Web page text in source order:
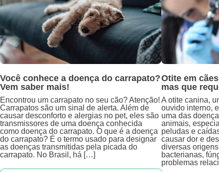
Você conhece a doença do carrapato?
Vem saber mais!
Encontrou um carrapato no seu cão? Atenção!
Carrapatos são um sinal de alerta. Além de
causar desconforto e alergias no pet, eles são
transmissores de uma doença conhecida
como doença do carrapato. O que é a doença
do carrapato? É o termo usado para designar
as doenças transmitidas pela picada do
carrapato. No Brasil, há […]
Otite em
mas que
A otite canina,
ouvido interno,
uma das
animais,
peludas e
causar dor e
diversas
bacterianas,
problemas